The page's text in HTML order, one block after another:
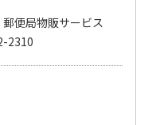
便局物販サービス
2310